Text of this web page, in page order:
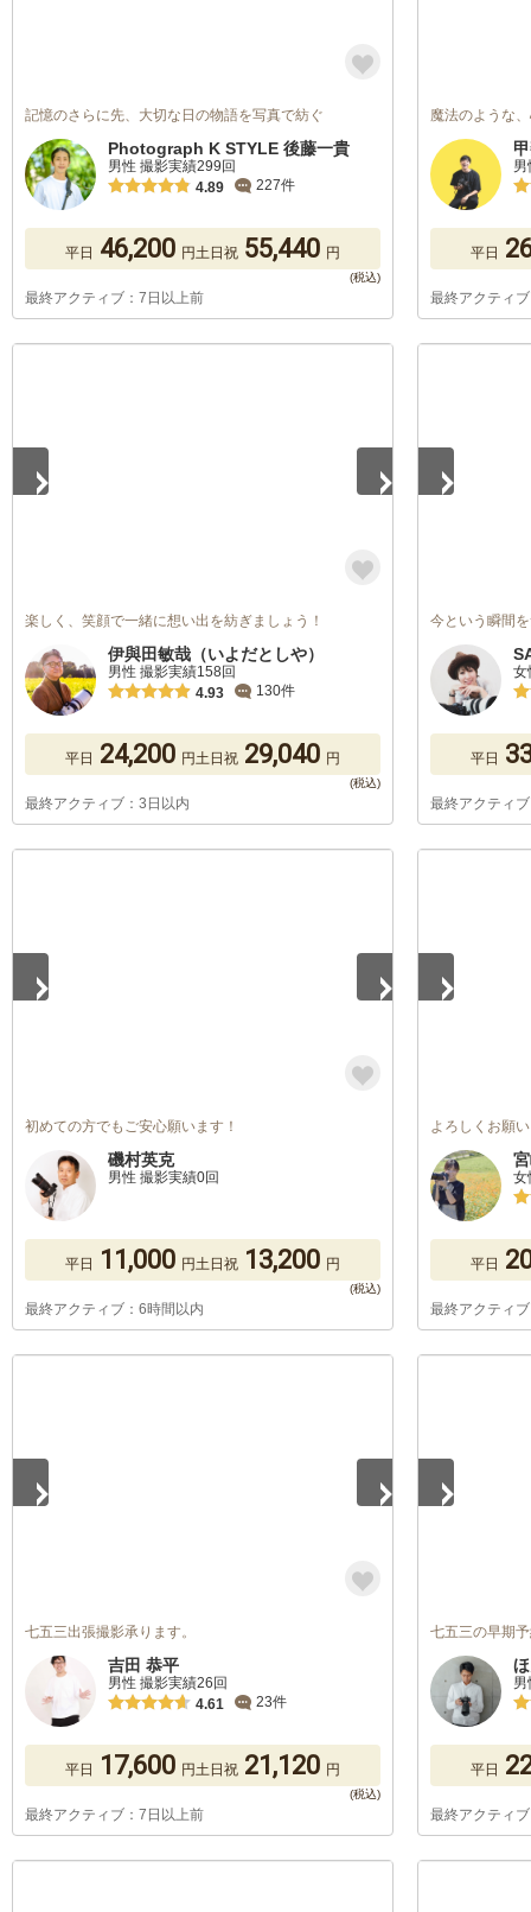
記憶のさらに先、大切な日の物語を写真で紡ぐ
Photograph K STYLE 後藤一貴
男性 撮影実績299回
4.89
227件
平日 46,200 円土日祝 55,440 円
最終アクティブ：7日以上前
魔法のような
平日
最終アクティ
楽しく、笑顔で一緒に想い出を紡ぎましょう！
伊與田敏哉（いよだとしや）
男性 撮影実績158回
4.93
130件
平日 24,200 円土日祝 29,040 円
最終アクティブ：3日以内
今という瞬間
女
平日
最終アクティ
初めての方でもご安心願います！
磯村英克
男性 撮影実績0回
平日 11,000 円土日祝 13,200 円
最終アクティブ：6時間以内
よろしくお願
女
平日
最終アクティ
七五三出張撮影承ります。
吉田 恭平
男性 撮影実績26回
4.61
23件
平日 17,600 円土日祝 21,120 円
最終アクティブ：7日以上前
七五三の早期
平日
最終アクティ